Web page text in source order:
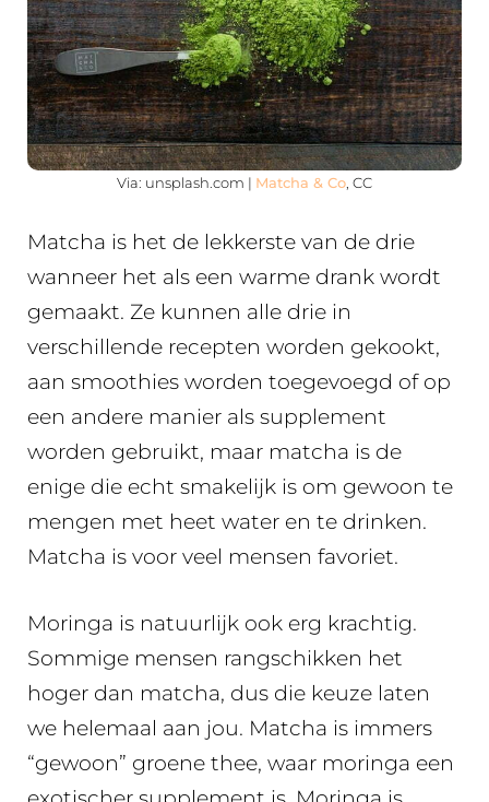
Via: unsplash.com | Matcha & Co , CC
Matcha is het de lekkerste van de drie
wanneer het als een warme drank wordt
gemaakt. Ze kunnen alle drie in
verschillende recepten worden gekookt,
aan smoothies worden toegevoegd of op
een andere manier als supplement
worden gebruikt, maar matcha is de
enige die echt smakelijk is om gewoon te
mengen met heet water en te drinken.
Matcha is voor veel mensen favoriet.
Moringa is natuurlijk ook erg krachtig.
Sommige mensen rangschikken het
hoger dan matcha, dus die keuze laten
we helemaal aan jou. Matcha is immers
“gewoon” groene thee, waar moringa een